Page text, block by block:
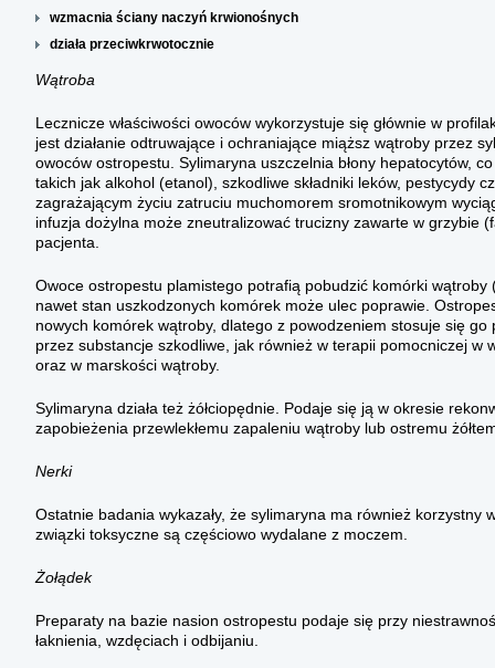
wzmacnia ściany naczyń krwionośnych
działa przeciwkrwotocznie
Wątroba
Lecznicze właściwości owoców wykorzystuje się głównie w
jest działanie odtruwające i ochraniające miąższ wątroby przez
owoców ostropestu. Sylimaryna uszczelnia błony hepatocytów,
takich jak alkohol (etanol), szkodliwe składniki leków, pestycydy
zagrażającym życiu zatruciu muchomorem sromotnikowym
infuzja dożylna może zneutralizować trucizny zawarte w grzybie
pacjenta.
Owoce ostropestu plamistego potrafią pobudzić komórki
nawet stan uszkodzonych komórek może ulec poprawie.
nowych komórek wątroby, dlatego z powodzeniem stosuje się
przez substancje szkodliwe, jak również w terapii pomocniczej w
oraz w marskości wątroby.
Sylimaryna działa też żółciopędnie. Podaje się ją w okresie
zapobieżenia przewlekłemu zapaleniu wątroby lub ostremu
Nerki
Ostatnie badania wykazały, że sylimaryna ma również korzystny
związki toksyczne są częściowo wydalane z moczem.
Żołądek
Preparaty na bazie nasion ostropestu podaje się przy
łaknienia, wzdęciach i odbijaniu.